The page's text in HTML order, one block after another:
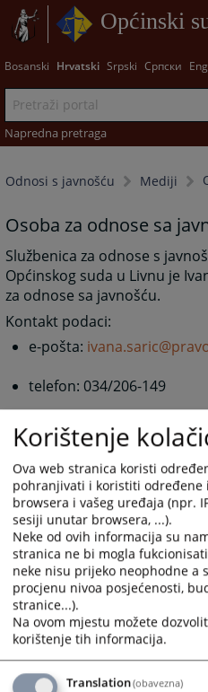
Općinski
Bosanski Hrvatski Srpski Српски
Napredna pretraga
Odnosi s javnošću Mediji
Osoba za odnose sa
Službenica za odnose s
Općinskog suda u Livnu je
za odnose sa javnošću.
Kontakt podaci:
e-pošta:
telefon: 034/206-149
Prateći dokumenti
Obrazac zahtjeva za
Vodič za ostvarivanje
Korištenje
Ova web stranica koristi
pohranjivati i koristiti određene
browsera i vašeg uređaja (npr.
sesiji unutar browsera, ...).
Neke od ovih informacija su
stranica ne bi mogla
neke nisu prijeko neophodne a
procjenu nivoa posjećenosti,
stranice...).
Na ovom mjestu možete
korištenje tih informacija.
Translation(obavezna)